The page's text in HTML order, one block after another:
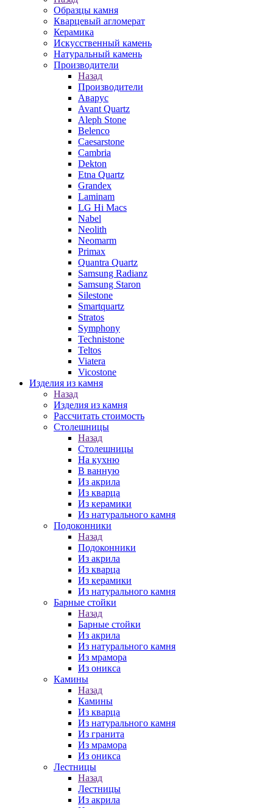
Образцы камня
Кварцевый агломерат
Керамика
Искусственный камень
Натуральный камень
Производители
Назад
Производители
Аварус
Avant Quartz
Aleph Stone
Belenco
Caesarstone
Cambria
Dekton
Etna Quartz
Grandex
Laminam
LG Hi Macs
Nabel
Neolith
Neomarm
Primax
Quantra Quartz
Samsung Radianz
Samsung Staron
Silestone
Smartquartz
Stratos
Symphony
Technistone
Teltos
Viatera
Vicostone
Изделия из камня
Назад
Изделия из камня
Рассчитать стоимость
Столешницы
Назад
Столешницы
На кухню
В ванную
Из акрила
Из кварца
Из керамики
Из натурального камня
Подоконники
Назад
Подоконники
Из акрила
Из кварца
Из керамики
Из натурального камня
Барные стойки
Назад
Барные стойки
Из акрила
Из натурального камня
Из мрамора
Из оникса
Камины
Назад
Камины
Из кварца
Из натурального камня
Из гранита
Из мрамора
Из оникса
Лестницы
Назад
Лестницы
Из акрила